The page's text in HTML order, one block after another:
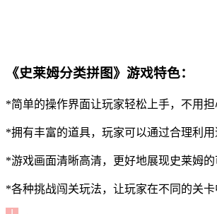
《史莱姆分类拼图》游戏特色：
*简单的操作界面让玩家轻松上手，不用担
*拥有丰富的道具，玩家可以通过合理利
*游戏画面清晰高清，更好地展现史莱姆的
*各种挑战闯关玩法，让玩家在不同的关